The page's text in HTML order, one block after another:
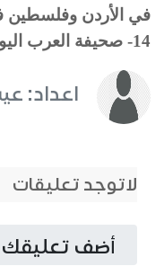
في الأردن وفلسطين في 2/9/
14- صحيفة العرب اليوم الأردنية بتاريخ 18/4/2010م .
اعداد:
لاتوجد تعليقات
أضف تعليقك